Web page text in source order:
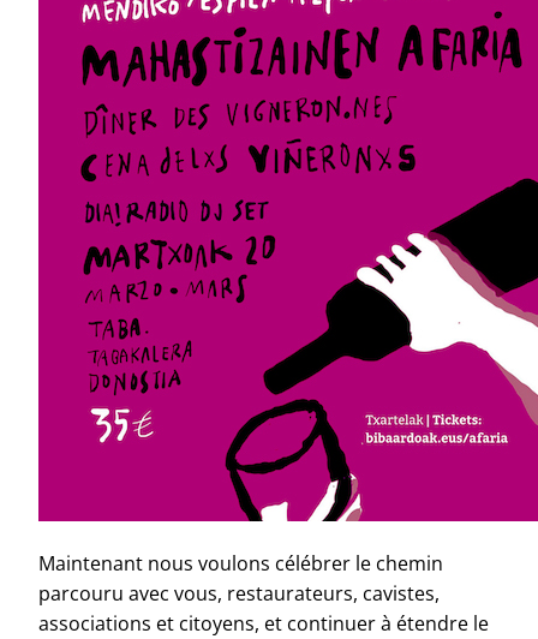
Maintenant nous voulons célébrer le chemin
parcouru avec vous, restaurateurs, cavistes,
associations et citoyens, et continuer à étendre le